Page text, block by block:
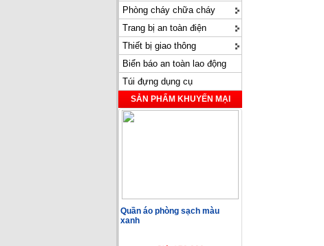
Phòng cháy chữa cháy
Trang bị an toàn điện
Thiết bị giao thông
Biển báo an toàn lao động
Túi đựng dụng cụ
SẢN PHẨM KHUYẾN MẠI
Quần áo phòng sạch màu
xanh